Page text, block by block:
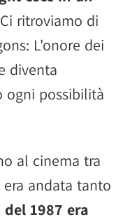
ritroviamo di
L'onore dei
diventa
ogni possibilità
al cinema tra
andata tanto
1987 era